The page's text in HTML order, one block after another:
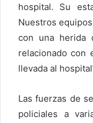
hospital. Su
Nuestros
con una herida
relacionado con
llevada al
Las fuerzas de
policiales a